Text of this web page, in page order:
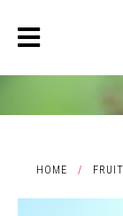
HOME /